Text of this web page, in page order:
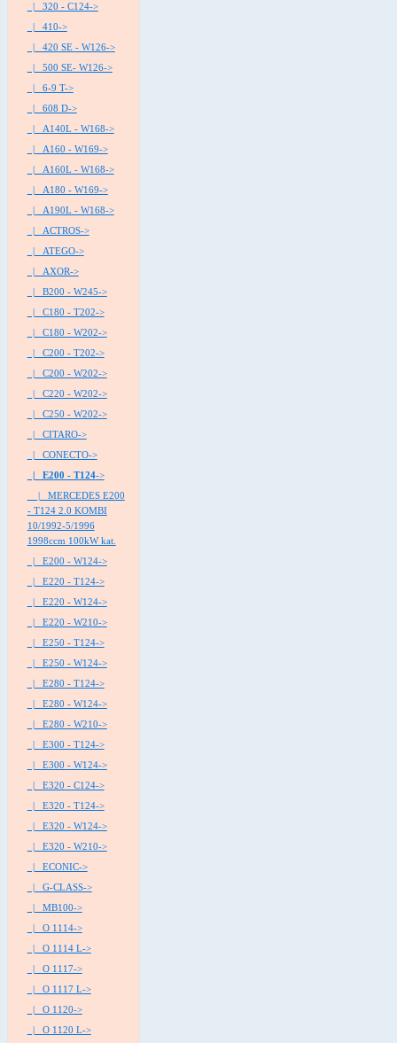
|_ 320 - C124->
|_ 410->
|_ 420 SE - W126->
|_ 500 SE- W126->
|_ 6-9 T->
|_ 608 D->
|_ A140L - W168->
|_ A160 - W169->
|_ A160L - W168->
|_ A180 - W169->
|_ A190L - W168->
|_ ACTROS->
|_ ATEGO->
|_ AXOR->
|_ B200 - W245->
|_ C180 - T202->
|_ C180 - W202->
|_ C200 - T202->
|_ C200 - W202->
|_ C220 - W202->
|_ C250 - W202->
|_ CITARO->
|_ CONECTO->
|_ E200 - T124->
|_ MERCEDES E200
- T124 2.0 KOMBI
10/1992-5/1996
1998ccm 100kW kat.
|_ E200 - W124->
|_ E220 - T124->
|_ E220 - W124->
|_ E220 - W210->
|_ E250 - T124->
|_ E250 - W124->
|_ E280 - T124->
|_ E280 - W124->
|_ E280 - W210->
|_ E300 - T124->
|_ E300 - W124->
|_ E320 - C124->
|_ E320 - T124->
|_ E320 - W124->
|_ E320 - W210->
|_ ECONIC->
|_ G-CLASS->
|_ MB100->
|_ O 1114->
|_ O 1114 L->
|_ O 1117->
|_ O 1117 L->
|_ O 1120->
|_ O 1120 L->